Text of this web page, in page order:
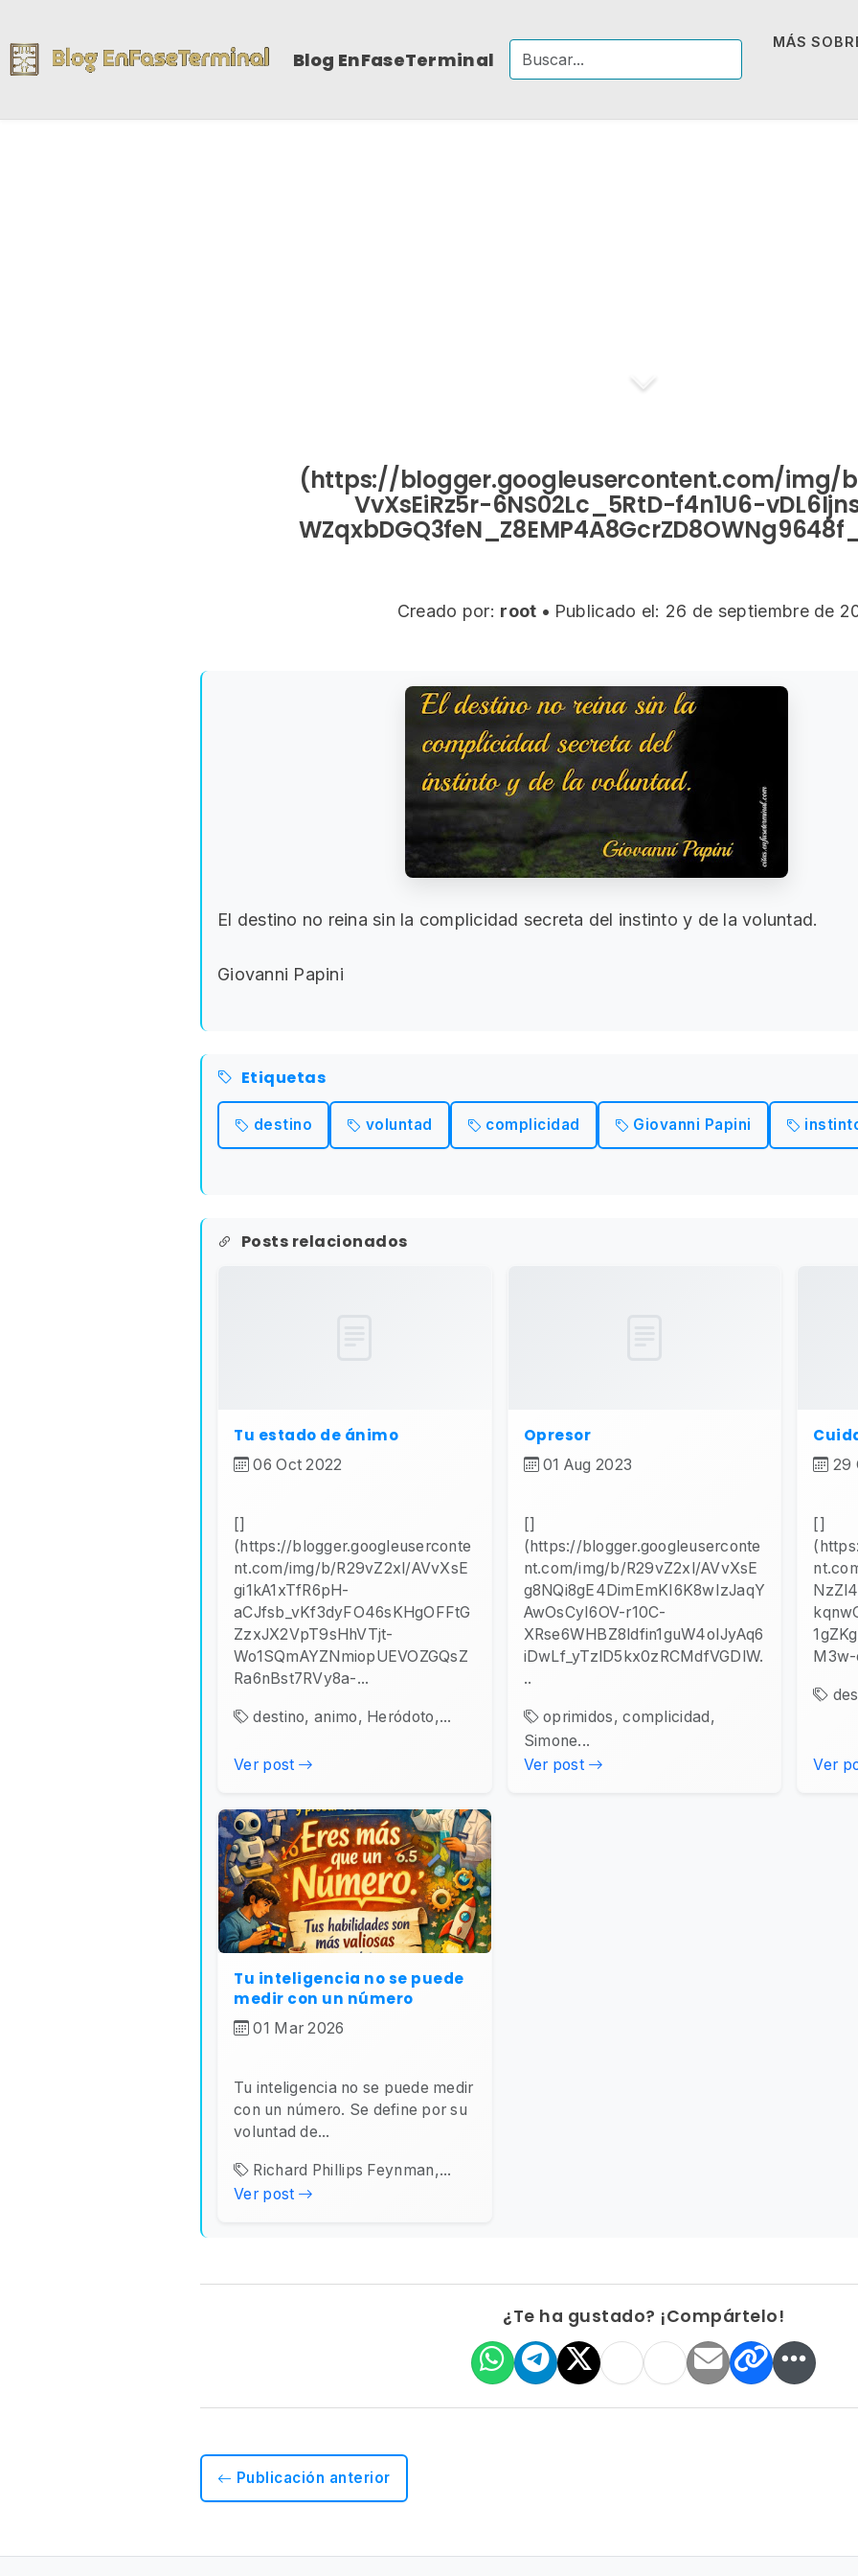
Blog EnFaseTerminal
MÁS
(https://blogger.googleusercontent.com/img/
VvXsEiRz5r-6NS02Lc_5RtD-f4n1U6-
Creado por: root • Publicado el: 26 de septiembre de
El destino no reina sin la complicidad secreta del instinto y de la voluntad.
Giovanni Papini
Etiquetas
destino voluntad complicidad Giovanni Papini
Posts relacionados
Tu estado de ánimo
06 Oct 2022
[]
(https://blogger.googleuserconte
nt.com/img/b/R29vZ2xl/AVvXsE
gi1kA1xTfR6pH-
aCJfsb_vKf3dyFO46sKHgOFFtG
ZzxJX2VpT9sHhVTjt-
Wo1SQmAYZNmiopUEVOZGQsZ
Ra6nBst7RVy8a-...
destino, animo, Heródoto,...
Ver post
Opresor
01 Aug 2023
[]
(https://blogger.googleuserconte
nt.com/img/b/R29vZ2xl/AVvXsE
g8NQi8gE4DimEmKI6K8wIzJaqY
AwOsCyI6OV-r10C-
XRse6WHBZ8ldfin1guW4oIJyAq6
iDwLf_yTzlD5kx0zRCMdfVGDlW.
..
oprimidos, complicidad,
Simone...
Ver post
29
[]
Ver
Tu inteligencia no se puede
medir con un número
01 Mar 2026
Tu inteligencia no se puede medir
con un número. Se define por su
voluntad de...
Richard Phillips Feynman,...
Ver post
¿Te ha gustado? ¡Compártelo!
Publicación anterior